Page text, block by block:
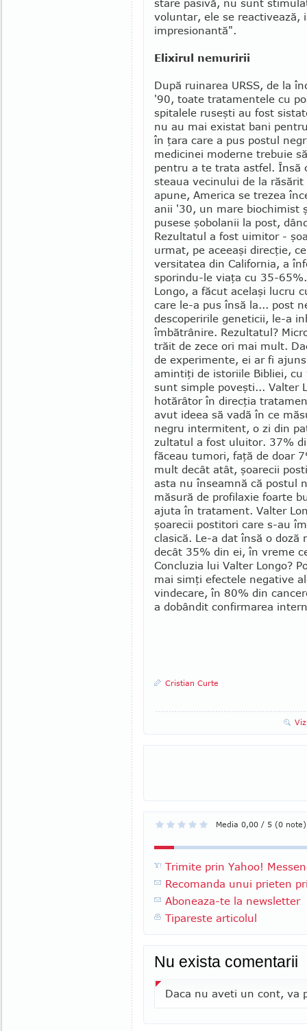
stare pasivă, nu sunt
volun­tar, ele se reactivează,
impresionantă".
Elixirul nemuririi
După ruinarea URSS, de la
'90, toate tratamentele cu
spitalele ruseşti au fost
nu au mai existat bani
în ţara care a pus postul
medicinei moderne trebuie
pentru a te trata astfel. Însă
steaua vecinului de la răsărit
apune, America se trezea
anii '30, un mare biochimist
pusese şobolanii la post,
Rezultatul a fost uimitor -
urmat, pe aceeaşi direcţie,
versitatea din California, a
sporindu-le viaţa cu 35-
Longo, a făcut acelaşi lucru
care le-a pus însă la... post
descoperirile ge­neticii, le-a
îmbătrânire. Rezultatul?
trăit de zece ori mai mult.
de experimente, ei ar fi
amintiţi de istoriile Bibliei, cu
sunt simple poveşti... Valter
hotărâtor în direcţia
avut ideea să vadă în ce
negru intermitent, o zi din
zultatul a fost uluitor. 37%
făceau tumori, faţă de doar
mult decât atât, şoare­cii
asta nu înseamnă că postul
măsură de profilaxie foarte
ajuta în tratament. Valter
şoa­recii postitori care s-au
clasică. Le-a dat însă o
decât 35% din ei, în vre­me
Concluzia lui Valter Longo?
mai simţi efectele negative
vindecare, în 80% din
a dobândit confirmarea
Cristian Curte
Media 0,00 / 5 (0 note)
Trimite prin Yahoo!
Recomanda unui prieten
Aboneaza-te la newsletter
Tipareste articolul
Nu exista comentarii
Daca nu aveti un cont, va